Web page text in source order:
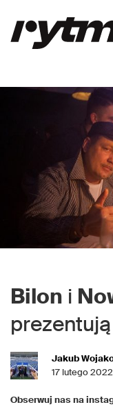
Bilon i
Jakub
17 lutego 2022
Obserwuj nas na